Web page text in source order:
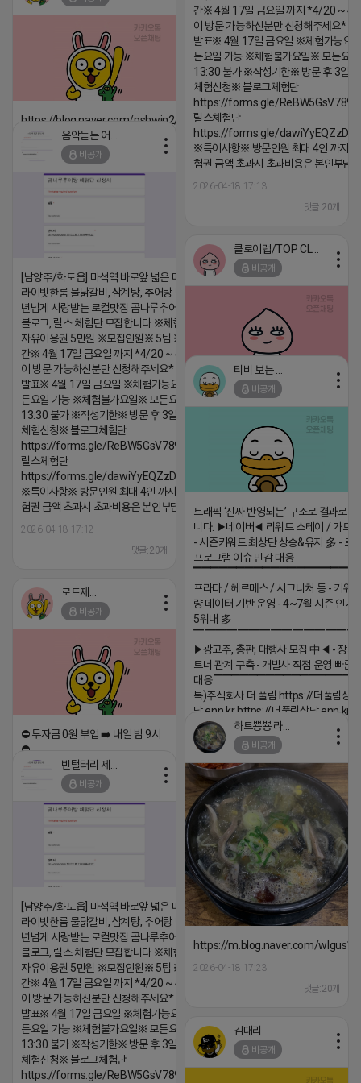
간※ 4월 17일 금요일 까지 *4/20 ~ 4/
이 방문 가능하신분만 신청해주세요* ※
발표※ 4월 17일 금요일 ※체험가능요
든요일 가능 ※체험불가요일※ 모든요
13:30 불가 ※작성기한※ 방문 후 3일
체험신청※ 블로그체험단
https://forms.gle/
릴스체험단
https://forms.gle/
※특이사항※ 방문인원 최대 4인 까지
험권 금액 초과시 초과비용은 본인부담
2026-04-18 17:13
댓글:20개
https://blog.naver.com/pshwin2/224023970047
2026-04-18 17:12
비공개
[남양주/화도읍] 마석역 바로앞 넓은 매장과, 프
라이빗한룸 물닭갈비, 삼계탕, 추어탕 맛집 10
년넘게 사랑받는 로컬맛집 곰나루추어탕에서
블로그, 릴스 체험단 모집합니다 ※체험메뉴※
자유이용권 5만원 ※모집인원※ 5팀 ※모집기
간※ 4월 17일 금요일 까지 *4/20 ~ 4/26 사
이 방문 가능하신분만 신청해주세요* ※체험단
발표※ 4월 17일 금요일 ※체험가능요일※ 모
든요일 가능 ※체험불가요일※ 모든요일 12 ~
13:30 불가 ※작성기한※ 방문 후 3일 이내 ※
체험신청※ 블로그체험단
https://forms.gle/ReBW5GsV789ur2Pz6
릴스체험단
https://forms.gle/dawiYyEQZzDdqf8W8
※특이사항※ 방문인원 최대 4인 까지 가능 체
험권 금액 초과시 초과비용은 본인부담입니다.
2026-04-18 17:12
댓글:20개
비공개
2026-04-18 17:05
비공개
트래픽 ‘진짜 반영되는’ 구조로 결과로
니다. ▶네이버◀ 리워드 스테이 / 가드 /
- 시즌키워드 최상단 상승&유지 多 - 로
프로그램 이슈 민감 대응
▔▔▔▔▔▔▔▔▔▔▔▔▔▔▔▔▔▔ ▶
프라다 / 헤르메스 / 시그니처 등 - 키워
량 데이터 기반 운영 - 4~7월 시즌 인기
5위내 多
▶광고주, 총판, 대행사 모집 中◀ - 장기
트너 관계 구축 - 개발사 직접 운영 빠른
대응
톡)주식회사 더 풀림 https://더풀림상
담.enn.kr https://더풀림상담.enn.kr
2026-04-18 17:26
비공개
⛔️ 투자금 0원 부업 ➡️ 내일 밤 9시
⛔️
2026-04-18 17:23
하트뿅뿅 라이언
비공개
https://m.blog.naver.com/
2026-04-18 17:23
댓글:20개
비공개
[남양주/화도읍] 마석역 바로앞 넓은 매장과, 프
라이빗한룸 물닭갈비, 삼계탕, 추어탕 맛집 10
년넘게 사랑받는 로컬맛집 곰나루추어탕에서
블로그, 릴스 체험단 모집합니다 ※체험메뉴※
자유이용권 5만원 ※모집인원※ 5팀 ※모집기
간※ 4월 17일 금요일 까지 *4/20 ~ 4/26 사
이 방문 가능하신분만 신청해주세요* ※체험단
발표※ 4월 17일 금요일 ※체험가능요일※ 모
든요일 가능 ※체험불가요일※ 모든요일 12 ~
13:30 불가 ※작성기한※ 방문 후 3일 이내 ※
체험신청※ 블로그체험단
https://forms.gle/ReBW5GsV789ur2Pz6
김대리
비공개